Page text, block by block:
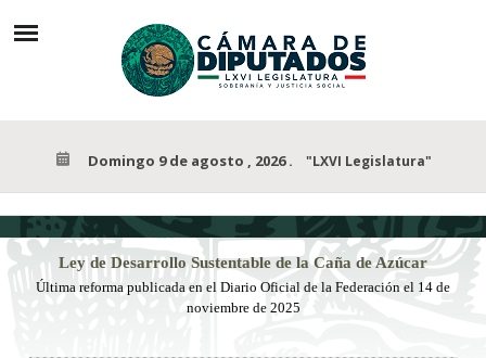
Domingo 9 de agosto , 2026. "LXVI Legislatura"
Ley de Desarrollo Sustentable de la Caña de Azúcar
Última reforma publicada en el Diario Oficial de la Federación el 14 de
noviembre de 2025